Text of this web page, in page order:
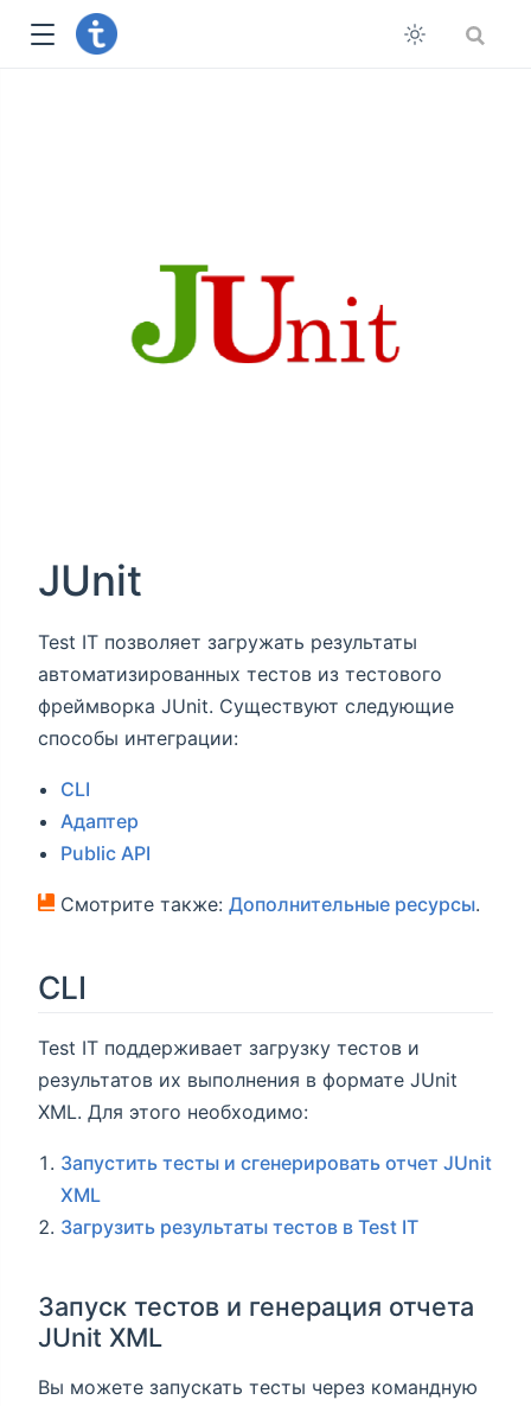
JUnit
Test IT позволяет загружать результаты
автоматизированных тестов из тестового
фреймворка JUnit. Существуют следующие
способы интеграции:
CLI
Адаптер
Public API
Смотрите также: Дополнительные ресурсы.
CLI
Test IT поддерживает загрузку тестов и
результатов их выполнения в формате JUnit
XML. Для этого необходимо:
Запустить тесты и сгенерировать отчет JUnit
XML
Загрузить результаты тестов в Test IT
Запуск тестов и генерация отчета
JUnit XML
Вы можете запускать тесты через командную